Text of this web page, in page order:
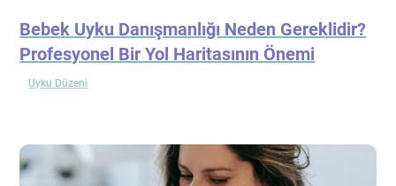
Bebek Uyku Danışmanlığı Neden Gereklidir?
Profesyonel Bir Yol Haritasının Önemi
Uyku Düzeni